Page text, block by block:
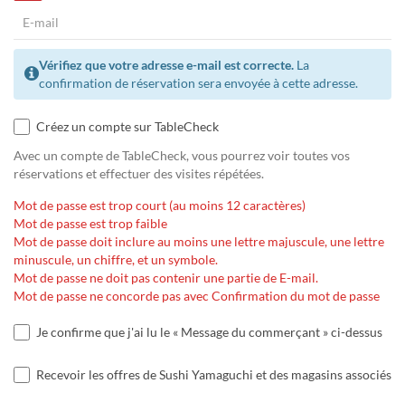
Vérifiez que votre adresse e-mail est correcte. La
confirmation de réservation sera envoyée à cette adresse.
Créez un compte sur TableCheck
Avec un compte de TableCheck, vous pourrez voir toutes vos
réservations et effectuer des visites répétées.
Mot de passe est trop court (au moins 12 caractères)
Mot de passe est trop faible
Mot de passe doit inclure au moins une lettre majuscule, une lettre
minuscule, un chiffre, et un symbole.
Mot de passe ne doit pas contenir une partie de E-mail.
Mot de passe ne concorde pas avec Confirmation du mot de passe
Je confirme que j'ai lu le « Message du commerçant » ci-dessus
Recevoir les offres de Sushi Yamaguchi et des magasins associés